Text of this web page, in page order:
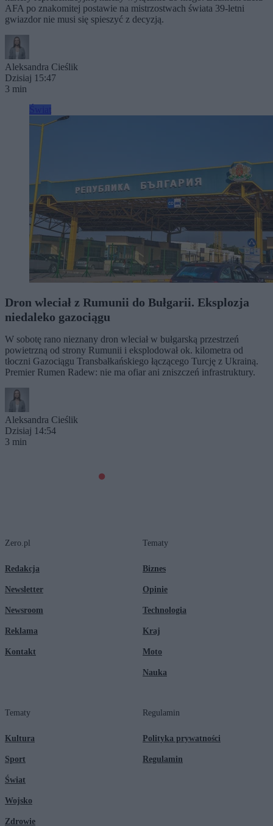
AFA po znakomitej postawie na mistrzostwach świata 39-letni
gwiazdor nie musi się spieszyć z decyzją.
Aleksandra Cieślik
Dzisiaj 15:47
3 min
Dron wleciał z Rumunii do Bułgarii. Eksplozja
niedaleko gazociągu
W sobotę rano nieznany dron wleciał w bułgarską przestrzeń
powietrzną od strony Rumunii i eksplodował ok. kilometra od
tłoczni Gazociągu Transbałkańskiego łączącego Turcję z Ukrainą.
Premier Rumen Radew: nie ma ofiar ani zniszczeń infrastruktury.
Aleksandra Cieślik
Dzisiaj 14:54
3 min
Zero.pl
Redakcja
Newsletter
Newsroom
Reklama
Kontakt
Tematy
Biznes
Opinie
Technologia
Kraj
Moto
Nauka
Tematy
Kultura
Sport
Świat
Wojsko
Zdrowie
Regulamin
Polityka prywatności
Regulamin